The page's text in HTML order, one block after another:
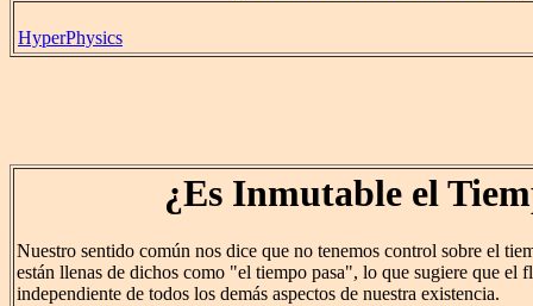
HyperPhysics
¿Es Inmutable el
Nuestro sentido común nos dice que no tenemos control sobre el
están llenas de dichos como "el tiempo pasa", lo que sugiere que el
independiente de todos los demás aspectos de nuestra existencia.